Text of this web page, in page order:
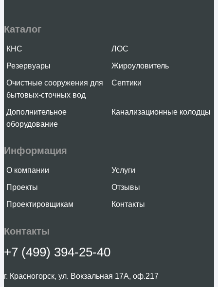
низкий корпус
Подробнее
Автономная канализация (септик) Kolo Vesi 3 Prin
121 800 ₽
Каталог
КНС ЛОС
Резервуары Жироуловитель
Очистные сооружения для
бытовых-сточных вод
Септики
Дополнительное
оборудование
Канализационные колодцы
Информация
О компании Услуги
Проекты Отзывы
Проектировщикам Контакты
Контакты
+7 (499) 394-25-40
г. Красногорск, ул. Вокзальная 17А, оф.217